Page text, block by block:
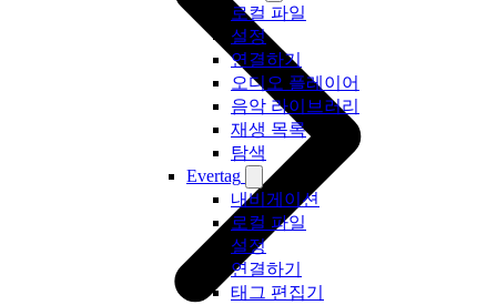
로컬 파일
설정
연결하기
오디오 플레이어
음악 라이브러리
재생 목록
탐색
Evertag
내비게이션
로컬 파일
설정
연결하기
태그 편집기